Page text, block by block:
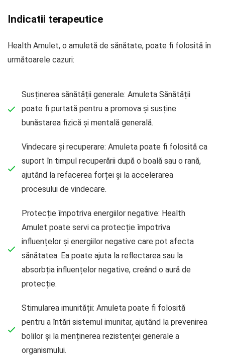
Indicatii terapeutice
Health Amulet, o amuletă de sănătate, poate fi folosită în
următoarele cazuri:
Susținerea sănătății generale: Amuleta Sănătății
poate fi purtată pentru a promova și susține
bunăstarea fizică și mentală generală.
Vindecare și recuperare: Amuleta poate fi folosită ca
suport în timpul recuperării după o boală sau o rană,
ajutând la refacerea forței și la accelerarea
procesului de vindecare.
Protecție împotriva energiilor negative: Health
Amulet poate servi ca protecție împotriva
influențelor și energiilor negative care pot afecta
sănătatea. Ea poate ajuta la reflectarea sau la
absorbția influențelor negative, creând o aură de
protecție.
Stimularea imunității: Amuleta poate fi folosită
pentru a întări sistemul imunitar, ajutând la prevenirea
bolilor și la menținerea rezistenței generale a
organismului.